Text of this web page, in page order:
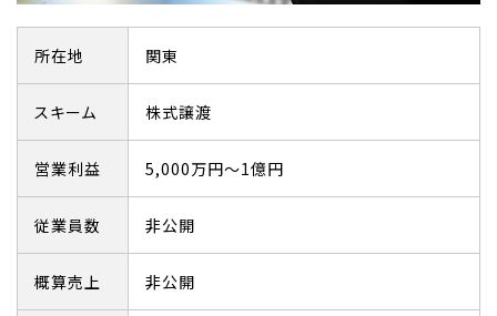
所在地 関東
スキーム 株式譲渡
営業利益 5,000万円～1億円
従業員数 非公開
概算売上 非公開